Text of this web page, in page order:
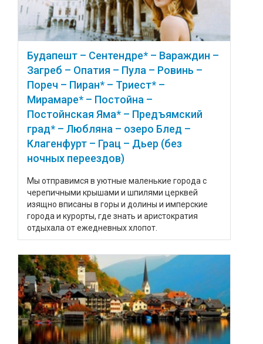
Будапешт – Сентендре* – Вараждин –
Загреб – Опатия – Пула – Ровинь –
Пореч – Пиран* – Триест* –
Мирамаре* – Постойна –
Постойнская Яма* – Предъямский
град* – Любляна – озеро Блед –
Клагенфурт – Грац – Дьер (без
ночных переездов)
Мы отправимся в уютные маленькие города с
черепичными крышами и шпилями церквей
изящно вписаны в горы и долины и имперские
города и курорты, где знать и аристократия
отдыхала от ежедневных хлопот.